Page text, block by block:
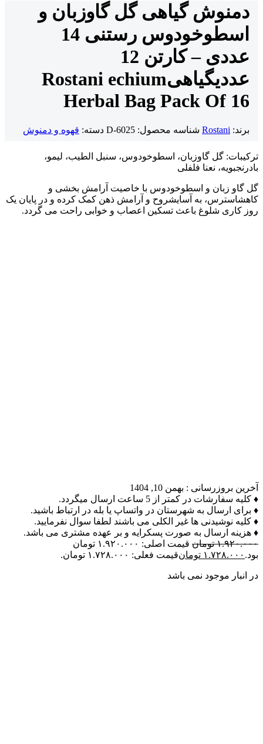
دمنوش گیاهی گل گاوزبان و
اسطوخودوس رستنی 14
عددی – کارتن 12
عددیگیاهیRostani echium
Herbal Bag Pack Of 16
برند: Rostani شناسه محصول: D-6025 دسته: قهوه و دمنوش
ترکیبات: گل گاوزبان، اسطوخودوس، سنبل الطیب، لیمو،
بادرنجبویه، نعنا فلفلی
گل گاو زبان و اسطوخودوس با خاصیت آرامش بخشی و
کاهشاسترس، به آسایشروح و آرامش ذهن کمک کرده و در پایان یک
روز کاری شلوغ باعث تسکین اعصاب و خوابی راحت می گردد.
آخرین بروزرسانی : بهمن 10, 1404
♦ کلیه سفارشات در کمتر از 5 ساعت ارسال میگردد.
♦ برای ارسال به شهرستان در واتساپ یا بله در ارتباط باشید.
♦ کلیه نوشیدنی ها غیر الکلی می باشند لطفا سوال نفرمایید.
♦ هزینه ارسال به صورت پسکرایه و بر عهده مشتری می باشد.
۱.۹۲۰.۰۰۰ تومان
قیمت اصلی: ۱.۹۲۰.۰۰۰ تومان
بود. ۱.۷۲۸.۰۰۰ تومانقیمت فعلی: ۱.۷۲۸.۰۰۰ تومان.
در انبار موجود نمی باشد